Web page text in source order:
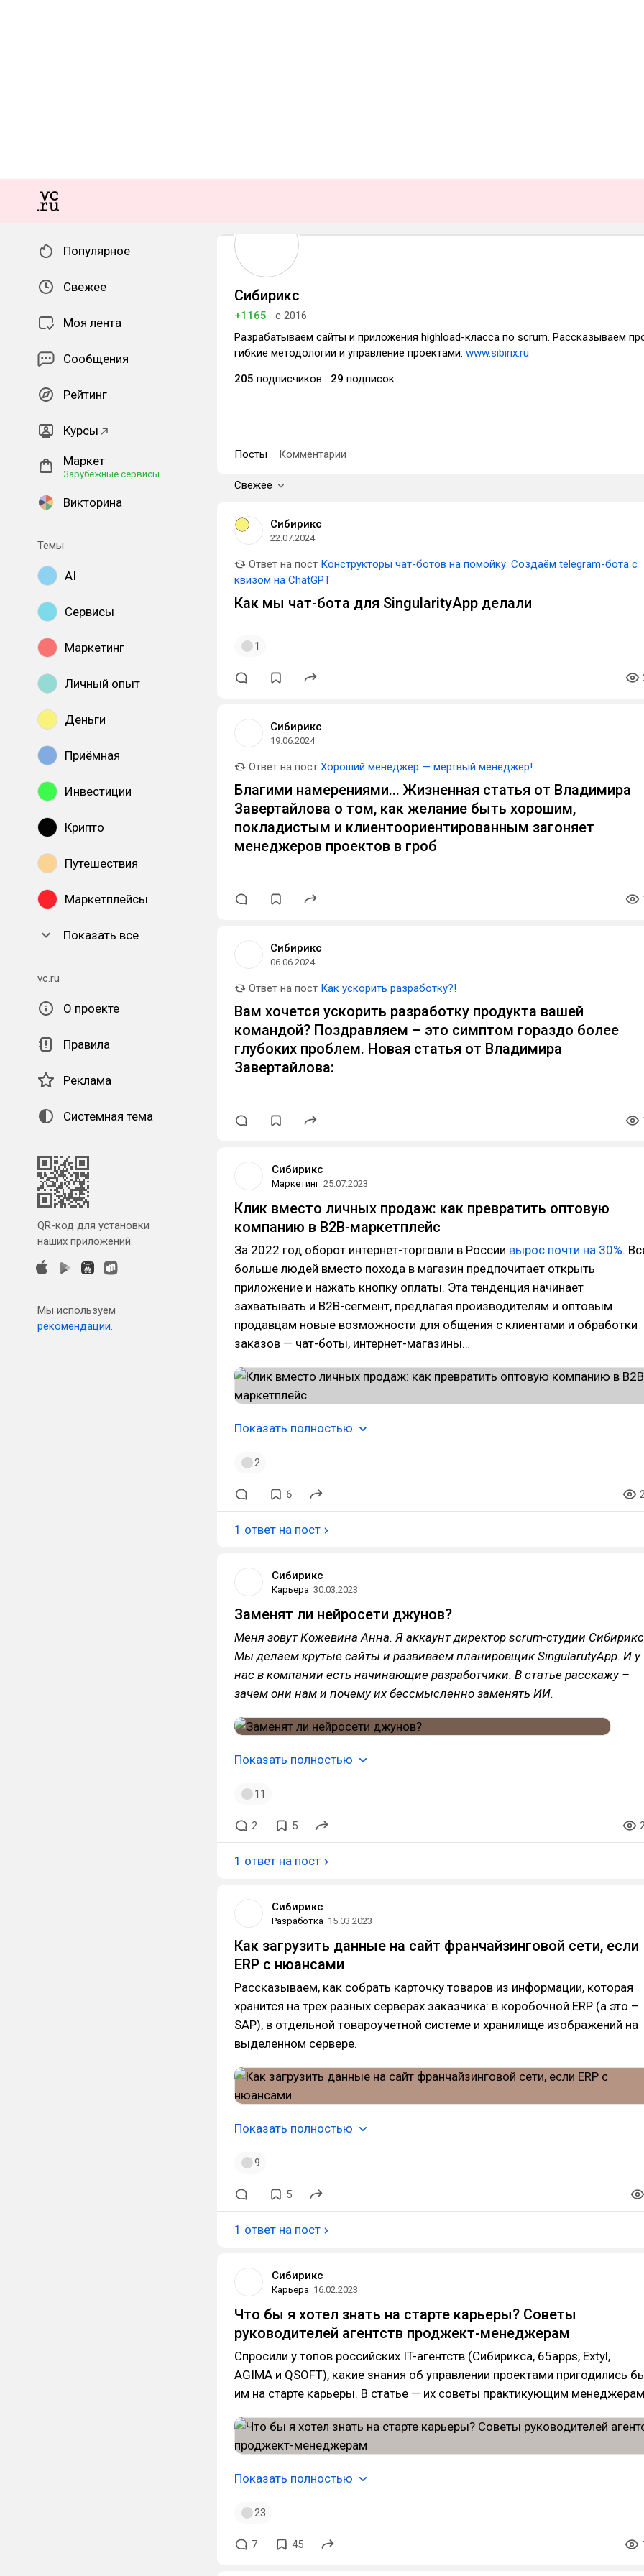
Популярное
Свежее
Моя лента
Сообщения
Рейтинг
Курсы
Маркет
Зарубежные сервисы
Викторина
Темы
AI
Сервисы
Маркетинг
Личный опыт
Деньги
Приёмная
Инвестиции
Крипто
Путешествия
Маркетплейсы
Показать все
vc.ru
О проекте
Правила
Реклама
Системная тема
QR-код для установки
наших приложений.
Мы используем
рекомендации.
Сибирикс
+1165
с 2016
Разрабатываем сайты и приложения highload-класса по scrum. Рассказываем
гибкие методологии и управление проектами: www.sibirix.ru
205 подписчиков 29 подписок
Посты Комментарии
Свежее
Сибирикс
22.07.2024
Ответ на пост Конструкторы чат-ботов на помойку. Создаём telegram-бота с
квизом на ChatGPT
Как мы чат-бота для SingularityApp делали
1
Сибирикс
19.06.2024
Ответ на пост Хороший менеджер — мертвый менеджер!
Благими намерениями... Жизненная статья от Владимира
Завертайлова о том, как желание быть хорошим,
покладистым и клиентоориентированным загоняет
менеджеров проектов в гроб
Сибирикс
06.06.2024
Ответ на пост Как ускорить разработку?!
Вам хочется ускорить разработку продукта вашей
командой? Поздравляем – это симптом гораздо более
глубоких проблем. Новая статья от Владимира
Завертайлова:
Сибирикс
Маркетинг 25.07.2023
Клик вместо личных продаж: как превратить оптовую
компанию в B2B-маркетплейс
За 2022 год оборот интернет-торговли в России вырос почти на 30%.
больше людей вместо похода в магазин предпочитает открыть
приложение и нажать кнопку оплаты. Эта тенденция начинает
захватывать и B2B-сегмент, предлагая производителям и оптовым
продавцам новые возможности для общения с клиентами и обработки
заказов — чат-боты, интернет-магазины…
Показать полностью
2
6
1 ответ на пост
Сибирикс
Карьера 30.03.2023
Заменят ли нейросети джунов?
Меня зовут Кожевина Анна. Я аккаунт директор scrum-студии
Мы делаем крутые сайты и развиваем планировщик SingularutyApp. И у
нас в компании есть начинающие разработчики. В статье расскажу –
зачем они нам и почему их бессмысленно заменять ИИ.
Показать полностью
11
2 5
1 ответ на пост
Сибирикс
Разработка 15.03.2023
Как загрузить данные на сайт франчайзинговой сети, если
ERP с нюансами
Рассказываем, как собрать карточку товаров из информации, которая
хранится на трех разных серверах заказчика: в коробочной ERP (а это –
SAP), в отдельной товароучетной системе и хранилище изображений на
выделенном сервере.
Показать полностью
9
5
1 ответ на пост
Сибирикс
Карьера 16.02.2023
Что бы я хотел знать на старте карьеры? Советы
руководителей агентств проджект-менеджерам
Спросили у топов российских IT-агентств (Сибирикса, 65apps, Extyl,
AGIMA и QSOFT), какие знания об управлении проектами пригодились
им на старте карьеры. В статье — их советы практикующим
Показать полностью
23
7 45